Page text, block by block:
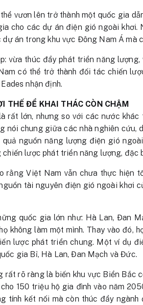
vươn lên trở thành một quốc gia
cho các dự án điện gió ngoài
án trong khu vực Đông Nam Á mà
vừa thúc đẩy phát triển năng
có thể trở thành đối tác chiến
nhận định.
THẾ ĐỂ KHAI THÁC CÒN CHẬM
rất lớn, nhưng so với các nước
nói chung giữa các nhà nghiên cứu,
nguồn năng lượng điện gió
lược phát triển năng lượng, đặc
rằng Việt Nam vẫn chưa thực
tài nguyên điện gió ngoài khơi
quốc gia lớn như: Hà Lan, Đan
không làm một mình. Thay vào đó,
lược phát triển chung. Một ví dụ
gia Bỉ, Hà Lan, Đan Mạch và Đức.
rất rõ ràng là biến khu vực Biển Bắc
150 triệu hộ gia đình vào năm
tính kết nối mà còn thúc đẩy